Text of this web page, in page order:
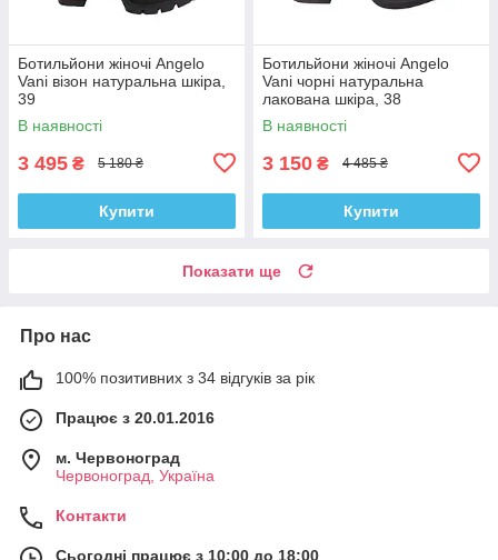
Ботильйони жіночі Angelo
Vani візон натуральна шкіра,
39
В наявності
3 495 ₴ 5 180 ₴
Купити
Ботильйони жіночі Angelo
Vani чорні натуральна
лакована шкіра, 38
В наявності
3 150 ₴ 4 485 ₴
Купити
Показати ще
Про нас
100% позитивних з 34 відгуків за рік
Працює з 20.01.2016
м. Червоноград
Червоноград, Україна
Контакти
Сьогодні працює з 10:00 до 18:00